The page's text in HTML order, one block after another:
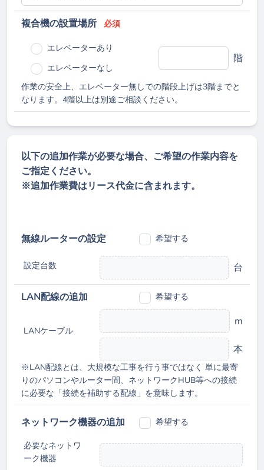
複合機の設置場所 必須
エレベーターあり
エレベーターなし
階
作業の安全上、エレベーター無しでの階段上げは3階までと
なります。4階以上は別途ご相談ください。
以下の追加作業が必要な場合、ご希望の作業内容を
ご指定ください。
※追加作業費はリース代金に含まれます。
無線ルーターの設定 希望する
設定台数 台
LAN配線の追加 希望する
LANケーブル
m
本
※LAN配線とは、大規模な工事を行う事ではなく 単に最寄
りのパソコンやルーター間、ネットワークHUB等への接続
に必要な「接続を補助する配線」を意味します。
ネットワーク機器の追加 希望する
必要なネットワ
ーク機器